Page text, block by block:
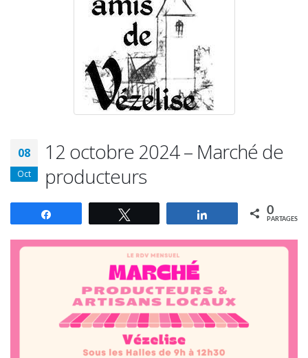
08
Oct
12 octobre 2024 – Marché de
producteurs
Partagez 0
PARTAGES